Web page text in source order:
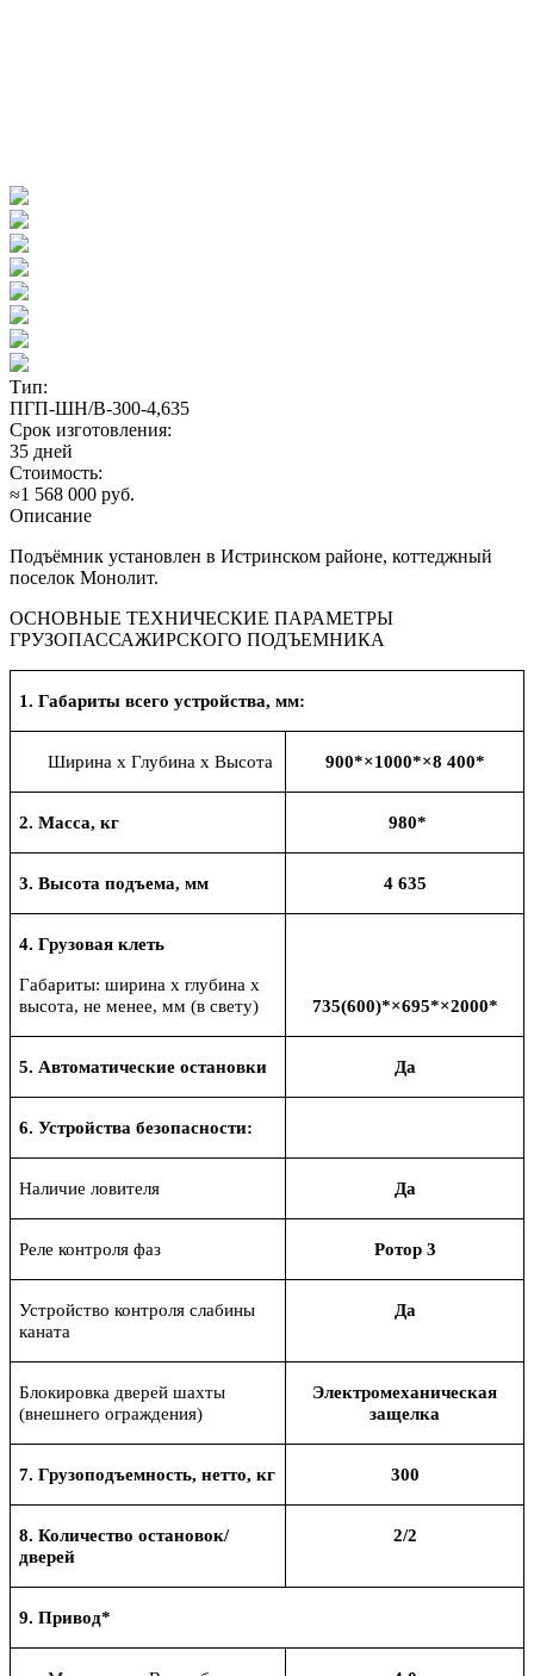
Тип:
ПГП-ШН/В-300-4,635
Срок изготовления:
35 дней
Стоимость:
≈1 568 000 руб.
Описание
Подъёмник установлен в Истринском районе, коттеджный
поселок Монолит.
ОСНОВНЫЕ ТЕХНИЧЕСКИЕ ПАРАМЕТРЫ
ГРУЗОПАССАЖИРСКОГО ПОДЪЕМНИКА
1. Габариты всего устройства, мм:
Ширина х Глубина х Высота 900*×1000*×8 400*
2. Масса, кг 980*
3. Высота подъема, мм 4 635
4. Грузовая клеть
Габариты: ширина х глубина х
высота, не менее, мм (в свету)
735(600)*×695*×2000*
5. Автоматические остановки Да
6. Устройства безопасности:
Наличие ловителя Да
Реле контроля фаз Ротор 3
Устройство контроля слабины
каната
Да
Блокировка дверей шахты
(внешнего ограждения)
Электромеханическая
защелка
7. Грузоподъемность, нетто, кг 300
8. Количество остановок/
дверей
2/2
9. Привод*